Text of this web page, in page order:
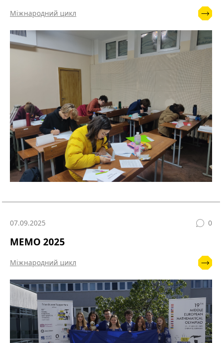
Міжнародний цикл
07.09.2025 0
MEMO 2025
Міжнародний цикл